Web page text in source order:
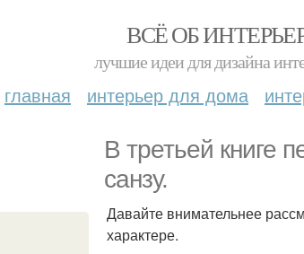
ВСЁ ОБ
лучшие идеи для дизайна
главная интерьер для дома
В третьей книге
санзу.
Давайте внимательнее
характере.